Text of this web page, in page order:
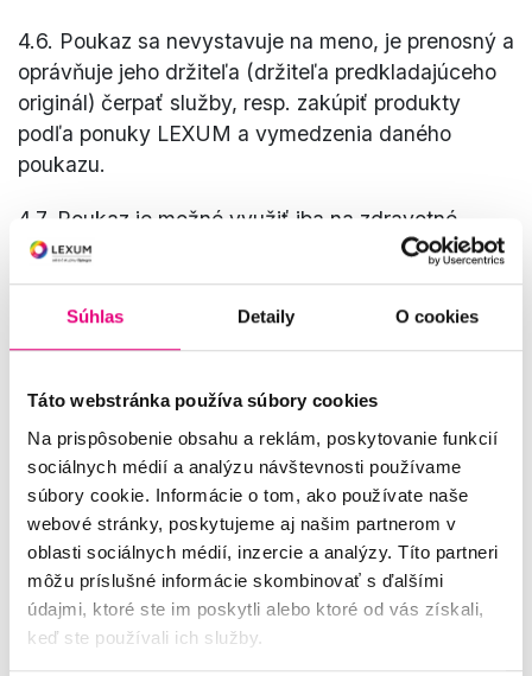
Súhlas Detaily O cookies
Táto webstránka používa súbory cookies
Na prispôsobenie obsahu a reklám, poskytovanie funkcií
sociálnych médií a analýzu návštevnosti používame
súbory cookie. Informácie o tom, ako používate naše
webové stránky, poskytujeme aj našim partnerom v
oblasti sociálnych médií, inzercie a analýzy. Títo partneri
môžu príslušné informácie skombinovať s ďalšími
údajmi, ktoré ste im poskytli alebo ktoré od vás získali,
keď ste používali ich služby.
4.6. Poukaz sa nevystavuje na meno, je prenosný a
oprávňuje jeho držiteľa (držiteľa predkladajúceho
originál) čerpať služby, resp. zakúpiť produkty
podľa ponuky LEXUM a vymedzenia daného
poukazu.
4.7. Poukaz je možné využiť iba na zdravotné
služby nehradené z verejného poistenia. Poukaz
nie je možné uplatniť na zdravotnícke pomôcky
hradené z prostriedkov verejného zdravotného
4.8. Všetky informácie o dostupných službách a
produktoch sú dostupné na KLINIKÁCH LEXUM a
nalexum.sk.
4.9. Všetky informácie o rozsahu, podmienkach a
spôsobe uplatnenia práv z chybného plnenia (ďalej
len„reklamácie“) spolu s údajmi o tom, kde je
možné reklamáciu uplatniť sú dostupné na
KLINIKÁCH LEXUM a na